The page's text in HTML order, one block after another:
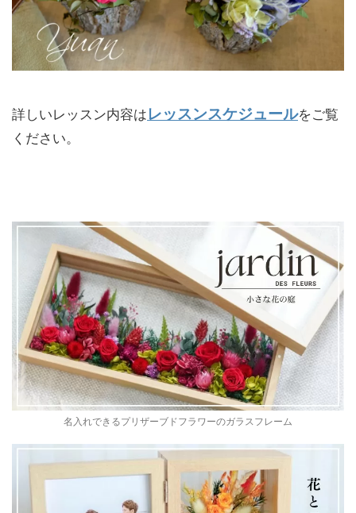
詳しいレッスン内容はレッスンスケジュールをご覧
ください。
名入れできるプリザーブドフラワーのガラスフレーム